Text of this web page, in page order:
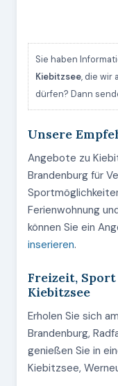
Sie haben
Kiebitzsee, die wir
dürfen? Dann
Unsere
Angebote zu
Brandenburg für
Ferienwohnung
können Sie ein
inserieren.
Freizeit,
Kiebitzsee
Erholen Sie sich
Brandenburg,
genießen Sie in
Kiebitzsee,